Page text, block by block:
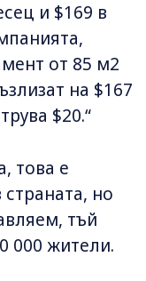
и $169 в
от 85 м2
на $167
$20.“
това е
но
тъй
000 жители.